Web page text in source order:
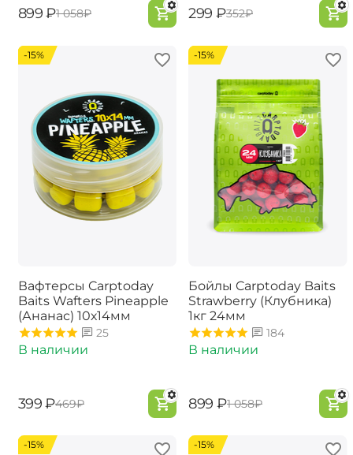
‍899‍ ₽‍1 058‍₽ ‍299‍ ₽‍352‍₽
-15%
Вафтерсы Carptoday
Baits Wafters Pineapple
(Ананас) 10х14мм
25
В наличии
‍399‍ ₽‍469‍₽
-15%
Бойлы Carptoday Baits
Strawberry (Клубника)
1кг 24мм
184
В наличии
‍899‍ ₽‍1 058‍₽
-15% -15%